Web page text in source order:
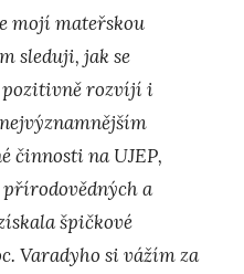
mojí mateřskou
sleduji, jak se
pozitivně rozvíjí i
činnosti na UJEP,
a
špičkové
Varadyho si vážím za